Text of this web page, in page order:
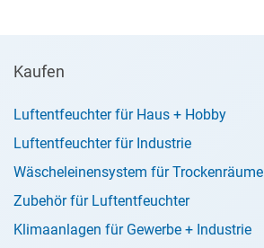
Kaufen
Luftentfeuchter für Haus + Hobby
Luftentfeuchter für Industrie
Wäscheleinensystem für Trockenräume
Zubehör für Luftentfeuchter
Klimaanlagen für Gewerbe + Industrie